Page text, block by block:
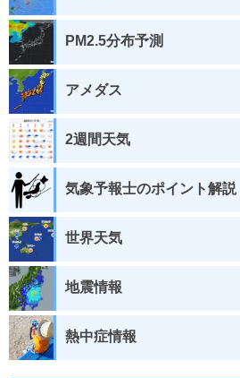
PM2.5分布予測
アメダス
2週間天気
気象予報士のポイント解説
世界天気
地震情報
熱中症情報